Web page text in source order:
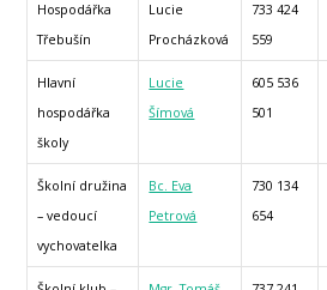
Hospodářka
Třebušín
Lucie
Procházková
733 424
559
Hlavní
hospodářka
školy
Lucie
Šímová
605 536
501
Školní družina
– vedoucí
vychovatelka
Bc. Eva
Petrová
730 134
654